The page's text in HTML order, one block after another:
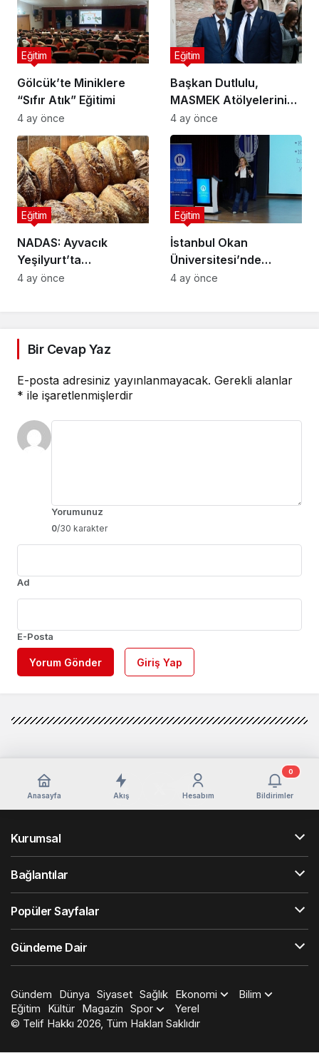
Gölcük’te Miniklere
“Sıfır Atık” Eğitimi
Eğitim
4 ay önce
Başkan Dutlulu,
MASMEK Atölyelerini
Ziyaret Etti
Eğitim
4 ay önce
NADAS: Ayvacık
Yeşilyurt’ta
Sürdürülebilir Turizm,
Eğitim
4 ay önce
İstanbul Okan
Üniversitesi’nde
Rehberlik Semineri:
Eğitim
4 ay önce
Bir Cevap Yaz
E-posta adresiniz yayınlanmayacak. Gerekli alanlar
* ile işaretlenmişlerdir
Yorumunuz
0/30 karakter
Ad
E-Posta
Yorum Gönder Giriş Yap
Anasayfa Akış Hesabım Bildirimler
0
Kurumsal
Bağlantılar
Popüler Sayfalar
Gündeme Dair
Gündem Dünya Siyaset Sağlık Ekonomi
Bilim
Eğitim
Kültür Magazin Spor
Yerel
© Telif Hakkı 2026, Tüm Hakları Saklıdır